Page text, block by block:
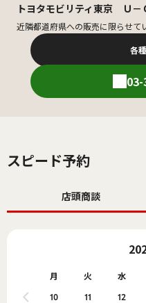
トヨタモビリティ東京 Ｕ－
近隣都道府県への販売に限らせて
各
スピード予約
店頭商談
月
10
火
11
水
12